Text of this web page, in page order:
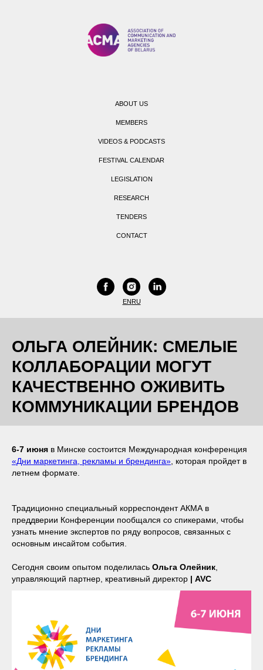
ABOUT US
MEMBERS
VIDEOS & PODCASTS
FESTIVAL CALENDAR
LEGISLATION
RESEARCH
TENDERS
CONTACT
ENRU
ОЛЬГА ОЛЕЙНИК: СМЕЛЫЕ
КОЛЛАБОРАЦИИ МОГУТ
КАЧЕСТВЕННО ОЖИВИТЬ
КОММУНИКАЦИИ БРЕНДОВ
6-7 июня в Минске состоится Международная конференция
«Дни маркетинга, рекламы и брендинга» , которая пройдет в
летнем формате.
Традиционно специальный корреспондент АКМА в
преддверии Конференции пообщался со спикерами, чтобы
узнать мнение экспертов по ряду вопросов, связанных с
основным инсайтом события.
Сегодня своим опытом поделилась Ольга Олейник
управляющий партнер, креативный директор | AVC